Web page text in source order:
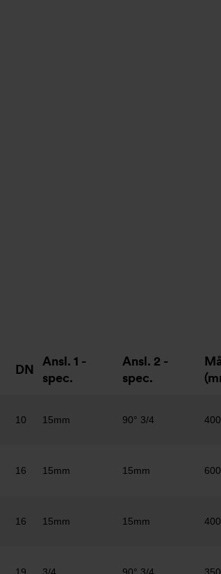
DN
Ansl. 1 -
spec.
Ansl. 2 -
spec.
10 15mm 90° 3/4 400
16 15mm 15mm 600
16 15mm 15mm 400